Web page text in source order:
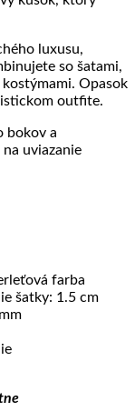
luxusu,
so šatami,
Opasok
outfite.
bokov a
uviazanie
farba
šatky: 1.5 cm